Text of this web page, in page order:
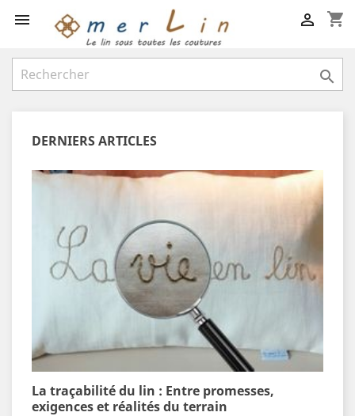
 shopping_cart


DERNIERS ARTICLES
La traçabilité du lin : Entre promesses,
exigences et réalités du terrain